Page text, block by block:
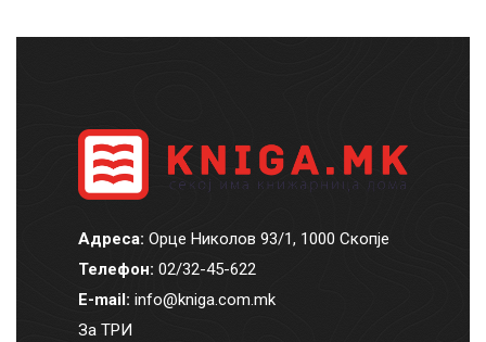
Адреса: Орце Николов 93/1, 1000 Скопје
Телефон: 02/32-45-622
E-mail: info@kniga.com.mk
За ТРИ